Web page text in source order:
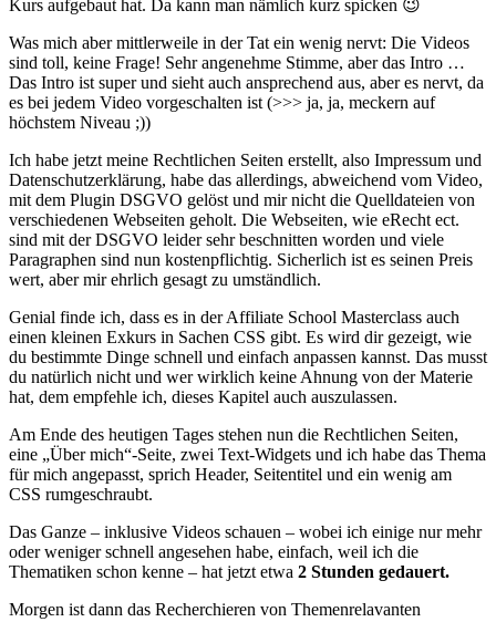
Kurs aufgebaut hat. Da kann man nämlich kurz spicken 😉
Was mich aber mittlerweile in der Tat ein wenig nervt: Die Videos
sind toll, keine Frage! Sehr angenehme Stimme, aber das Intro …
Das Intro ist super und sieht auch ansprechend aus, aber es nervt, da
es bei jedem Video vorgeschalten ist (>>> ja, ja, meckern auf
höchstem Niveau ;))
Ich habe jetzt meine Rechtlichen Seiten erstellt, also Impressum und
Datenschutzerklärung, habe das allerdings, abweichend vom Video,
mit dem Plugin DSGVO gelöst und mir nicht die Quelldateien von
verschiedenen Webseiten geholt. Die Webseiten, wie eRecht ect.
sind mit der DSGVO leider sehr beschnitten worden und viele
Paragraphen sind nun kostenpflichtig. Sicherlich ist es seinen Preis
wert, aber mir ehrlich gesagt zu umständlich.
Genial finde ich, dass es in der Affiliate School Masterclass auch
einen kleinen Exkurs in Sachen CSS gibt. Es wird dir gezeigt, wie
du bestimmte Dinge schnell und einfach anpassen kannst. Das musst
du natürlich nicht und wer wirklich keine Ahnung von der Materie
hat, dem empfehle ich, dieses Kapitel auch auszulassen.
Am Ende des heutigen Tages stehen nun die Rechtlichen Seiten,
eine „Über mich“-Seite, zwei Text-Widgets und ich habe das Thema
für mich angepasst, sprich Header, Seitentitel und ein wenig am
CSS rumgeschraubt.
Das Ganze – inklusive Videos schauen – wobei ich einige nur mehr
oder weniger schnell angesehen habe, einfach, weil ich die
Thematiken schon kenne – hat jetzt etwa 2 Stunden gedauert.
Morgen ist dann das Recherchieren von Themenrelavanten